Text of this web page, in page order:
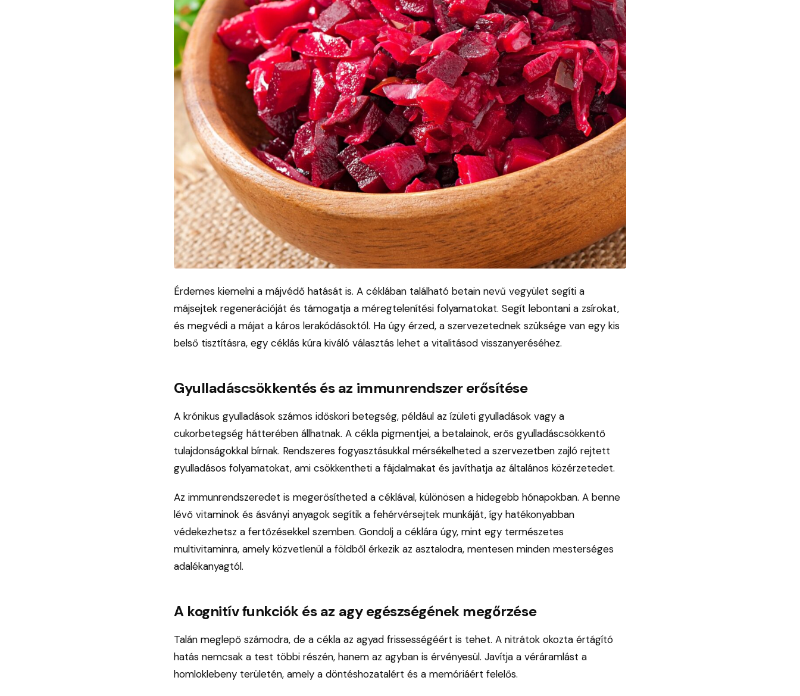
Érdemes kiemelni a májvédő hatását is. A céklában található betain nevű vegyület segíti a
májsejtek regenerációját és támogatja a méregtelenítési folyamatokat. Segít lebontani a zsírokat,
és megvédi a májat a káros lerakódásoktól. Ha úgy érzed, a szervezetednek szüksége van egy kis
belső tisztításra, egy céklás kúra kiváló választás lehet a vitalitásod visszanyeréséhez.
Gyulladáscsökkentés és az immunrendszer erősítése
A krónikus gyulladások számos időskori betegség, például az ízületi gyulladások vagy a
cukorbetegség hátterében állhatnak. A cékla pigmentjei, a betalainok, erős gyulladáscsökkentő
tulajdonságokkal bírnak. Rendszeres fogyasztásukkal mérsékelheted a szervezetben zajló rejtett
gyulladásos folyamatokat, ami csökkentheti a fájdalmakat és javíthatja az általános közérzetedet.
Az immunrendszeredet is megerősítheted a céklával, különösen a hidegebb hónapokban. A benne
lévő vitaminok és ásványi anyagok segítik a fehérvérsejtek munkáját, így hatékonyabban
védekezhetsz a fertőzésekkel szemben. Gondolj a céklára úgy, mint egy természetes
multivitaminra, amely közvetlenül a földből érkezik az asztalodra, mentesen minden mesterséges
adalékanyagtól.
A kognitív funkciók és az agy egészségének megőrzése
Talán meglepő számodra, de a cékla az agyad frissességéért is tehet. A nitrátok okozta értágító
hatás nemcsak a test többi részén, hanem az agyban is érvényesül. Javítja a véráramlást a
homloklebeny területén, amely a döntéshozatalért és a memóriáért felelős.